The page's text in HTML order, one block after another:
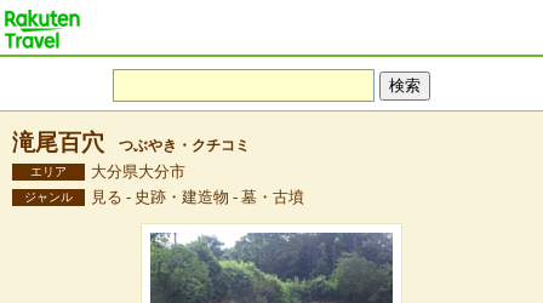
滝尾百穴 つぶやき・クチコミ
エリア 大分県大分市
ジャンル 見る - 史跡・建造物 - 墓・古墳